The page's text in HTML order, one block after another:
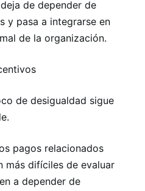
de depender de
y pasa a integrarse en
de la organización.
de desigualdad sigue
pagos relacionados
más difíciles de evaluar
a depender de